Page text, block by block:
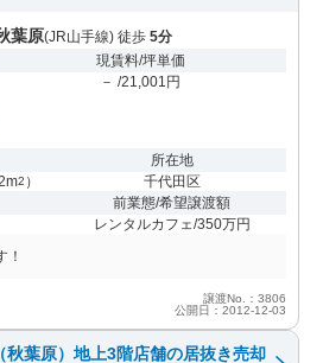
葉原(JR山手線) 徒歩 5分
現賃料/坪単価
－ /21,001円
2 ）
所在地
千代田区
前業態/希望譲渡額
レンタルカフェ/350万円
！
譲渡No.：3806
公開日：2012-12-03
秋葉原）地上3階店舗の居抜き売却